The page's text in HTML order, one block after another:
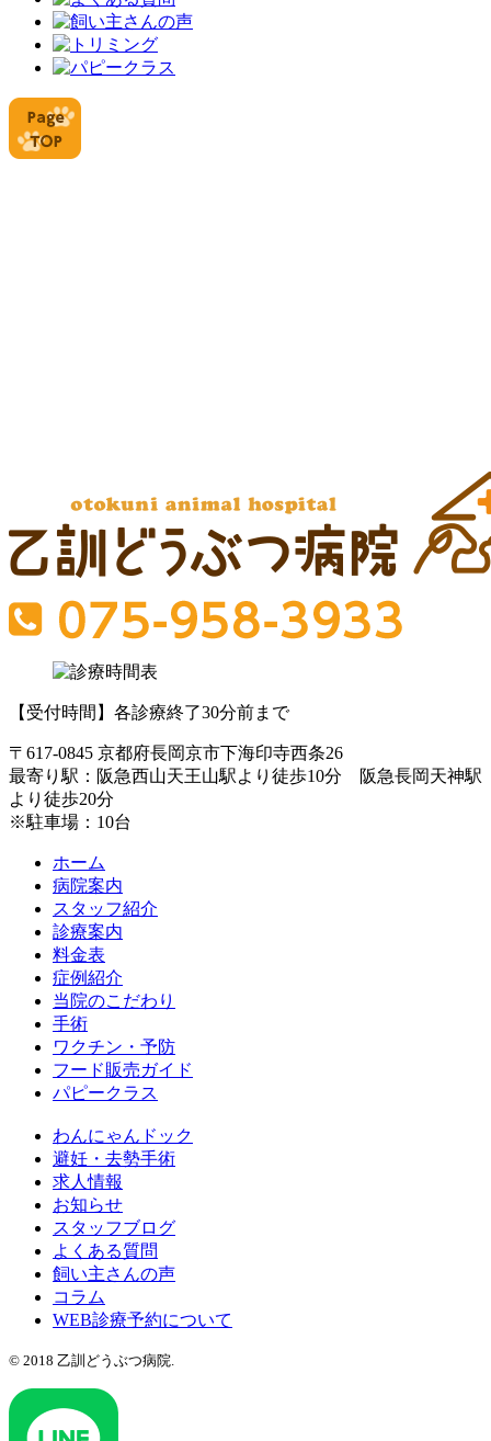
【受付時間】各診療終了30分前まで
〒617-0845 京都府長岡京市下海印寺西条26
最寄り駅：阪急西山天王山駅より徒歩10分 阪急長岡天神駅
より徒歩20分
※駐車場：10台
ホーム
病院案内
スタッフ紹介
診療案内
料金表
症例紹介
当院のこだわり
手術
ワクチン・予防
フード販売ガイド
パピークラス
わんにゃんドック
避妊・去勢手術
求人情報
お知らせ
スタッフブログ
よくある質問
飼い主さんの声
コラム
WEB診療予約について
© 2018 乙訓どうぶつ病院.